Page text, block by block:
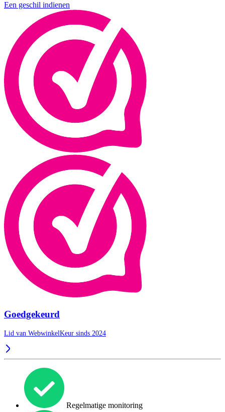
Een geschil indienen
Goedgekeurd
Lid van WebwinkelKeur sinds 2024
Regelmatige monitoring